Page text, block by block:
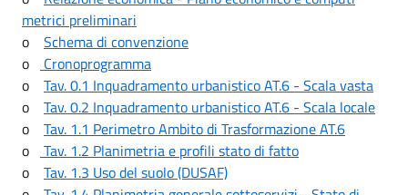
metrici preliminari
o Schema di convenzione
o
Cronoprogramma
o Tav. 0.1 Inquadramento urbanistico AT.6 - Scala vasta
o Tav. 0.2 Inquadramento urbanistico AT.6 - Scala locale
o Tav. 1.1 Perimetro Ambito di Trasformazione AT.6
o
Tav. 1.2 Planimetria e profili stato di fatto
o Tav. 1.3 Uso del suolo (DUSAF)